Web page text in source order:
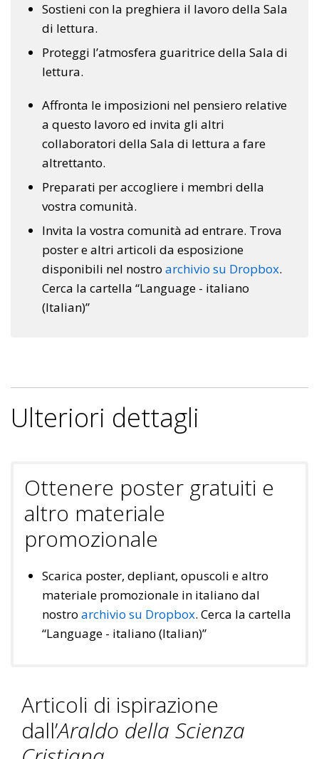
Sostieni con la preghiera il lavoro della Sala
di lettura.
Proteggi l’atmosfera guaritrice della Sala di
lettura.
Affronta le imposizioni nel pensiero relative
a questo lavoro ed invita gli altri
collaboratori della Sala di lettura a fare
altrettanto.
Preparati per accogliere i membri della
vostra comunità.
Invita la vostra comunità ad entrare. Trova
poster e altri articoli da esposizione
disponibili nel nostro archivio su Dropbox.
Cerca la cartella “Language - italiano
(Italian)”
Ulteriori dettagli
Ottenere poster gratuiti e
altro materiale
promozionale
Scarica poster, depliant, opuscoli e altro
materiale promozionale in italiano dal
nostro archivio su Dropbox. Cerca la cartella
“Language - italiano (Italian)”
Articoli di ispirazione
dall’Araldo della Scienza